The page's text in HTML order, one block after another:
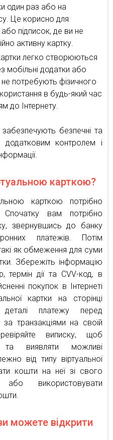
один раз або на
Це корисно для
підписок, де ви не
активну картку.
легко створюються
мобільні додатки або
не потребують фізичного
в будь-який час
до Інтернету.
забезпечують безпечні та
додатковим контролем і
карткою?
карткою потрібно
Спочатку вам потрібно
звернувшись до банку
платежів. Потім
як обмеження для суми
Збережіть інформацію
термін дії та CVV-код, в
покупок в Інтернеті
картки на сторінці
платежу перед
за транзакціями на своїй
виписку, щоб
та виявляти можливі
від типу віртуальної
кошти на неї зі свого
або використовувати
можете відкрити